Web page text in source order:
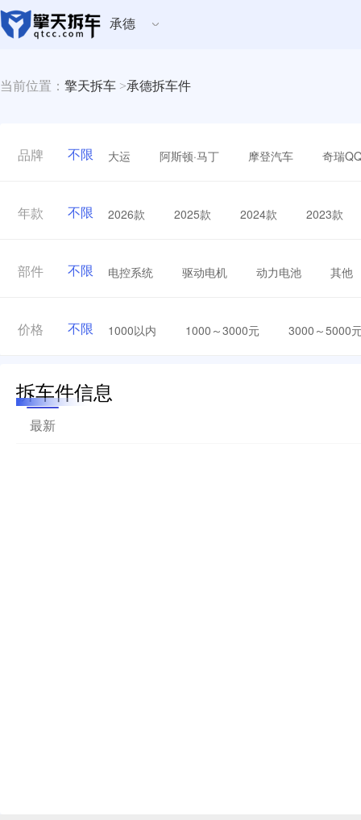
承德
当前位置： 擎天拆车 >承德拆车件
品牌 不限 大运 阿斯顿·马丁 摩登汽车 奇瑞
年款 不限 2026款 2025款 2024款 2023款
部件 不限 电控系统 驱动电机 动力电池 其他
价格 不限 1000以内 1000～3000元 3000～5000
拆车件信息
最新